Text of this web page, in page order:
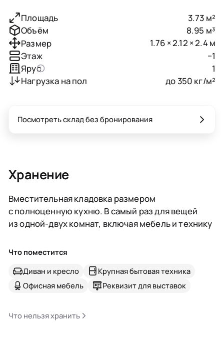
Площадь
3.73 м²
Объём
8.95 м³
Размер
1.76 × 2.12 × 2.4 м
Этаж
−1
Ярус
1
Нагрузка на пол
до 350 кг/м²
Хранение
Вместительная кладовка размером
с полноценную кухню. В самый раз для вещей
из одной-двух комнат, включая мебель и технику
Что поместится
Диван и кресло
Крупная бытовая техника
Офисная мебель
Реквизит для выставок
Что нельзя хранить
Посмотреть склад без бронирования